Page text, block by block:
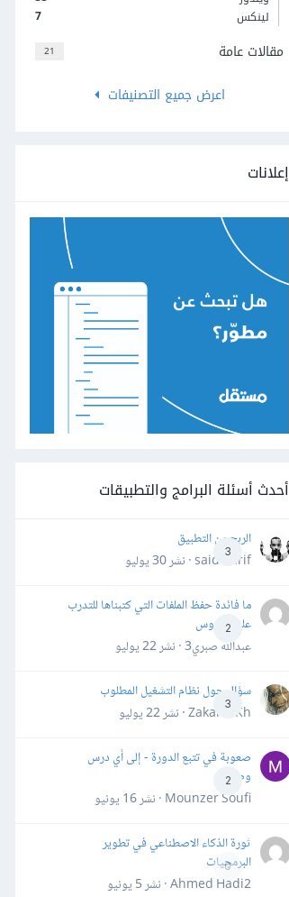
7
لينكس
21
مقالات عامة
اعرض جميع التصنيفات
إعلانات
أحدث أسئلة البرامج والتطبيقات
3
الربح من التطبيق
said darif · نشر
30 يوليو
2
ما فائدة حفظ الملفات التي كتبناها للتدرب
على الدروس
عبدالله صبري3 · نشر
22 يوليو
3
سؤال حول نظام التشغيل المطلوب
Zakaria Kh · نشر
22 يوليو
2
صعوبة في تتبع الدورة - إلى أي درس
وصلت؟
Mounzer Soufi · نشر
16 يونيو
0
ثورة الذكاء الاصطناعي في تطوير
البرمجيات
Ahmed Hadi2 · نشر
5 يونيو